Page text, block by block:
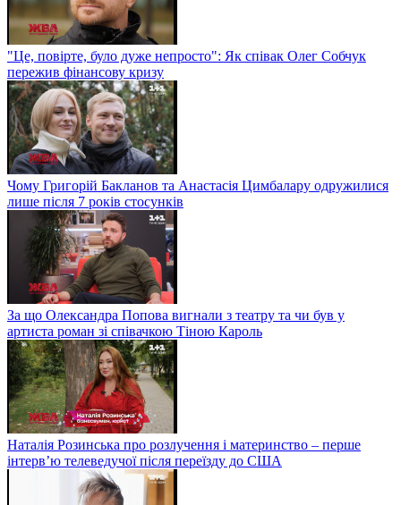
"Це, повірте, було дуже непросто": Як співак Олег Собчук
пережив фінансову кризу
Чому Григорій Бакланов та Анастасія Цимбалару одружилися
лише після 7 років стосунків
За що Олександра Попова вигнали з театру та чи був у
артиста роман зі співачкою Тіною Кароль
Наталія Розинська про розлучення і материнство – перше
інтерв’ю телеведучої після переїзду до США